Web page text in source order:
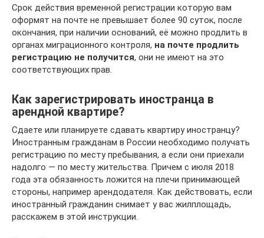
Срок действия временной регистрации которую вам
оформят на почте не превышает более 90 суток, после
окончания, при наличии оснований, её можно продлить в
органах миграционного контроля, на почте продлить
регистрацию не получится, они не имеют на это
соответствующих прав.
Как зарегистрировать иностранца в
арендной квартире?
Сдаете или планируете сдавать квартиру иностранцу?
Иностранным гражданам в России необходимо получать
регистрацию по месту пребывания, а если они приехали
надолго — по месту жительства. Причем с июля 2018
года эта обязанность ложится на плечи принимающей
стороны, например арендодателя. Как действовать, если
иностранный гражданин снимает у вас жилплощадь,
расскажем в этой инструкции.